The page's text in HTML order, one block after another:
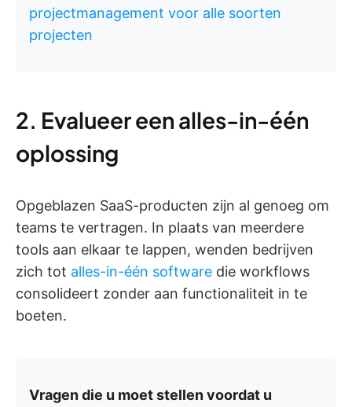
projectmanagement voor alle soorten
projecten
2. Evalueer een alles-in-één
oplossing
Opgeblazen SaaS-producten zijn al genoeg om
teams te vertragen. In plaats van meerdere
tools aan elkaar te lappen, wenden bedrijven
zich tot alles-in-één software die workflows
consolideert zonder aan functionaliteit in te
boeten.
Vragen die u moet stellen voordat u